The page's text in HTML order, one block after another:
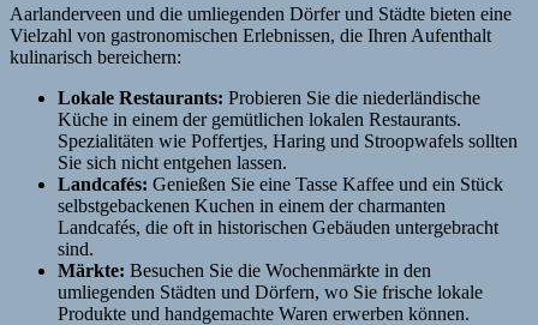
Aarlanderveen und die umliegenden Dörfer und Städte bieten eine
Vielzahl von gastronomischen Erlebnissen, die Ihren Aufenthalt
kulinarisch bereichern:
Lokale Restaurants: Probieren Sie die niederländische
Küche in einem der gemütlichen lokalen Restaurants.
Spezialitäten wie Poffertjes, Haring und Stroopwafels sollten
Sie sich nicht entgehen lassen.
Landcafés: Genießen Sie eine Tasse Kaffee und ein Stück
selbstgebackenen Kuchen in einem der charmanten
Landcafés, die oft in historischen Gebäuden untergebracht
sind.
Märkte: Besuchen Sie die Wochenmärkte in den
umliegenden Städten und Dörfern, wo Sie frische lokale
Produkte und handgemachte Waren erwerben können.